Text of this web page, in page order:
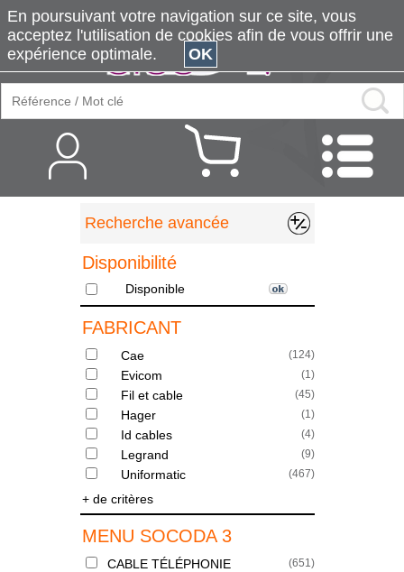
Recherche avancée
Disponibilité
Disponible
FABRICANT
Cae (124)
Evicom (1)
Fil et cable (45)
Hager (1)
Id cables (4)
Legrand (9)
Uniformatic (467)
+ de critères
MENU SOCODA 3
CABLE TÉLÉPHONIE (651)
En poursuivant votre navigation sur ce site, vous
acceptez l'utilisation de cookies afin de vous offrir une
expérience optimale.
OK